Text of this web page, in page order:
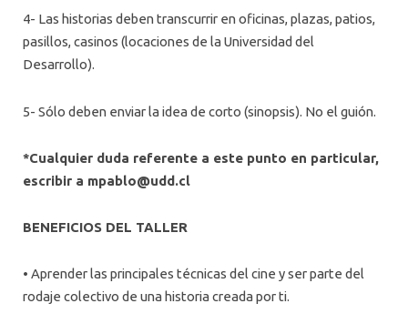
4- Las historias deben transcurrir en oficinas, plazas, patios,
pasillos, casinos (locaciones de la Universidad del
Desarrollo).
5- Sólo deben enviar la idea de corto (sinopsis). No el guión.
*Cualquier duda referente a este punto en particular,
escribir a mpablo@udd.cl
BENEFICIOS DEL TALLER
• Aprender las principales técnicas del cine y ser parte del
rodaje colectivo de una historia creada por ti.